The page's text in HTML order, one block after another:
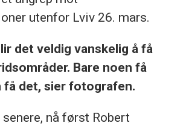
utenfor Lviv 26. mars.
det veldig vanskelig å få
Bare noen få
få det, sier fotografen.
nå først Robert